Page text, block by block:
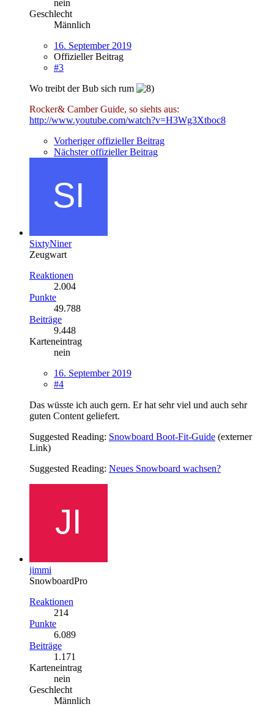
nein
Geschlecht
Männlich
16. September 2019
Offizieller Beitrag
#3
Wo treibt der Bub sich rum
Rocker& Camber Guide, so siehts aus:
http://www.youtube.com/watch?v=H3Wg3Xtboc8
Vorheriger offizieller Beitrag
Nächster offizieller Beitrag
SixtyNiner
Zeugwart
Reaktionen
2.004
Punkte
49.788
Beiträge
9.448
Karteneintrag
nein
16. September 2019
#4
Das wüsste ich auch gern. Er hat sehr viel und auch sehr
guten Content geliefert.
Suggested Reading: Snowboard Boot-Fit-Guide (externer
Link)
Suggested Reading: Neues Snowboard wachsen?
jimmi
SnowboardPro
Reaktionen
214
Punkte
6.089
Beiträge
1.171
Karteneintrag
nein
Geschlecht
Männlich